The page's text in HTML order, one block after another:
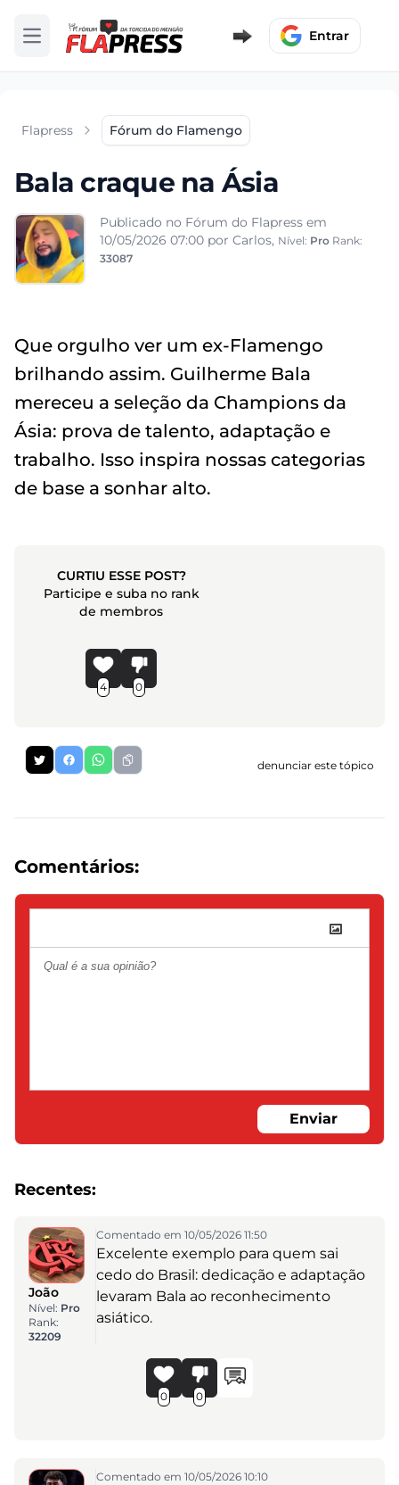
Abrir menu Entrar
Flapress Fórum do Flamengo
Bala craque na Ásia
Publicado no Fórum do Flapress em
10/05/2026 07:00 por Carlos, Nível: Pro Rank:
33087
Que orgulho ver um ex-Flamengo
brilhando assim. Guilherme Bala
mereceu a seleção da Champions da
Ásia: prova de talento, adaptação e
trabalho. Isso inspira nossas categorias
de base a sonhar alto.
CURTIU ESSE POST?
Participe e suba no rank
de membros
4 0
denunciar este tópico
Comentários:
Enviar
Recentes:
João
Nível: Pro
Rank:
32209
Comentado em 10/05/2026 11:50
Excelente exemplo para quem sai
cedo do Brasil: dedicação e adaptação
levaram Bala ao reconhecimento
asiático.
0 0
Comentado em 10/05/2026 10:10